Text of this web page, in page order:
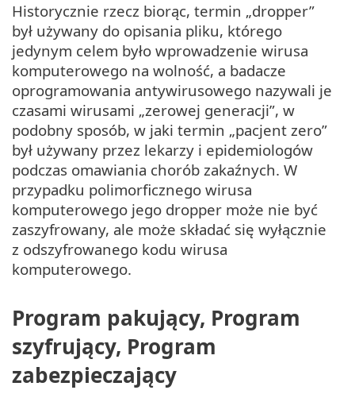
Historycznie rzecz biorąc, termin „dropper”
był używany do opisania pliku, którego
jedynym celem było wprowadzenie wirusa
komputerowego na wolność, a badacze
oprogramowania antywirusowego nazywali je
czasami wirusami „zerowej generacji”, w
podobny sposób, w jaki termin „pacjent zero”
był używany przez lekarzy i epidemiologów
podczas omawiania chorób zakaźnych. W
przypadku polimorficznego wirusa
komputerowego jego dropper może nie być
zaszyfrowany, ale może składać się wyłącznie
z odszyfrowanego kodu wirusa
komputerowego.
Program pakujący, Program
szyfrujący, Program
zabezpieczający